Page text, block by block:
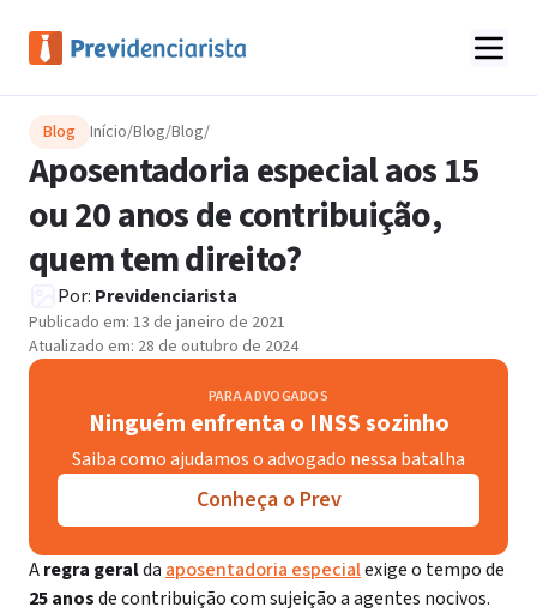
Blog Início/Blog/Blog/
Aposentadoria especial aos 15
ou 20 anos de contribuição,
quem tem direito?
Por: Previdenciarista
Publicado em: 13 de janeiro de 2021
Atualizado em: 28 de outubro de 2024
PARA ADVOGADOS
Ninguém enfrenta o INSS sozinho
Saiba como ajudamos o advogado nessa batalha
Conheça o Prev
Aregra geralda aposentadoria especialexige o tempo de
25 anosde contribuição com sujeição a agentes nocivos.